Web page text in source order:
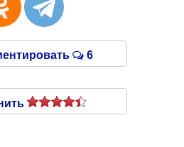
6